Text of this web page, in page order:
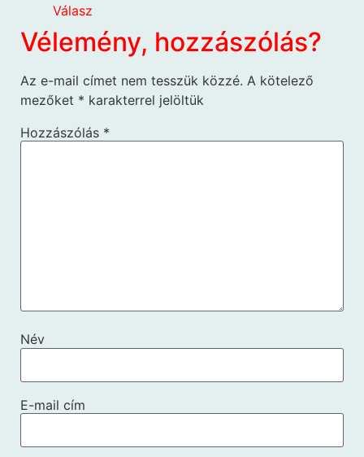
Válasz
Vélemény, hozzászólás?
Az e-mail címet nem tesszük közzé. A kötelező
mezőket * karakterrel jelöltük
Hozzászólás *
Név
E-mail cím